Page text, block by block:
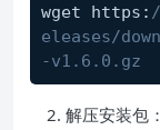
wget https:
eleases/
-v1.6.0.gz
解压安装包：